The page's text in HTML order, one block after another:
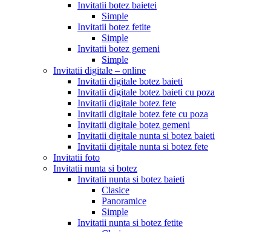
Invitatii botez baietei
Simple
Invitatii botez fetite
Simple
Invitatii botez gemeni
Simple
Invitatii digitale – online
Invitatii digitale botez baieti
Invitatii digitale botez baieti cu poza
Invitatii digitale botez fete
Invitatii digitale botez fete cu poza
Invitatii digitale botez gemeni
Invitatii digitale nunta si botez baieti
Invitatii digitale nunta si botez fete
Invitatii foto
Invitatii nunta si botez
Invitatii nunta si botez baieti
Clasice
Panoramice
Simple
Invitatii nunta si botez fetite